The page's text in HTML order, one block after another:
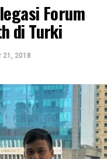
Forum
di Turki
21, 2018